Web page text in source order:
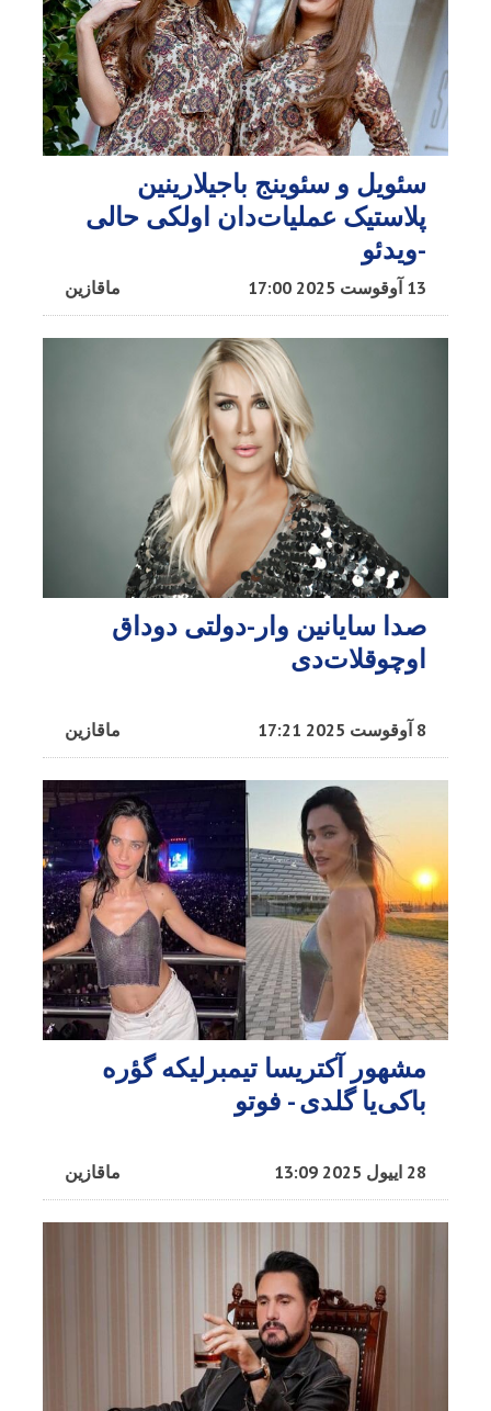
سئویل و سئوینج باجیلارینین
پلاستیک عملیات‌دان اولکی حالی
-ویدئو
ماقازین 13 آوقوست 2025 17:00
صدا سایانین وار-دولتی دوداق
اوچوقلات‌دی
ماقازین 8 آوقوست 2025 17:21
مشهور آکتریسا تیمبرلیکه گؤره
باکی‌یا گلدی - فوتو
ماقازین 28 اییول 2025 13:09